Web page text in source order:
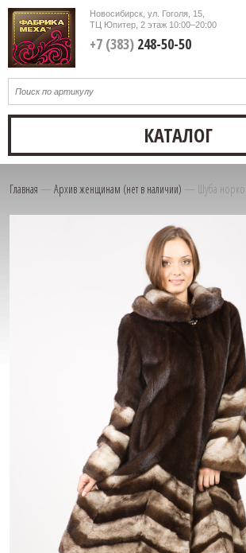
Новосибирск, ул. Гоголя, 15,
ТЦ Юпитер, 2 этаж10:00–20:00
+7 (383)248-50-50
КАТАЛОГ
Главная — Архив женщинам (нет в наличии) — Шуба